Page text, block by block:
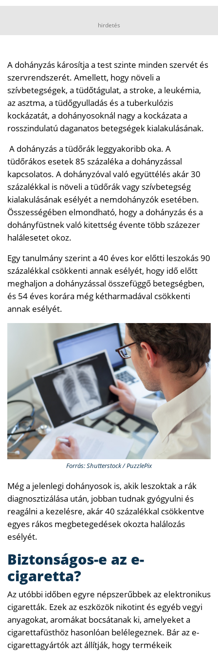
hirdetés
A dohányzás károsítja a test szinte minden szervét és
szervrendszerét. Amellett, hogy növeli a
szívbetegségek, a tüdőtágulat, a stroke, a leukémia,
az asztma, a tüdőgyulladás és a tuberkulózis
kockázatát, a dohányosoknál nagy a kockázata a
rosszindulatú daganatos betegségek kialakulásának.
A dohányzás a tüdőrák leggyakoribb oka. A
tüdőrákos esetek 85 százaléka a dohányzással
kapcsolatos. A dohányzóval való együttélés akár 30
százalékkal is növeli a tüdőrák vagy szívbetegség
kialakulásának esélyét a nemdohányzók esetében.
Összességében elmondható, hogy a dohányzás és a
dohányfüstnek való kitettség évente több százezer
halálesetet okoz.
Egy tanulmány szerint a 40 éves kor előtti leszokás 90
százalékkal csökkenti annak esélyét, hogy idő előtt
meghaljon a dohányzással összefüggő betegségben,
és 54 éves korára még kétharmadával csökkenti
annak esélyét.
Forrás: Shutterstock / PuzzlePix
Még a jelenlegi dohányosok is, akik leszoktak a rák
diagnosztizálása után, jobban tudnak gyógyulni és
reagálni a kezelésre, akár 40 százalékkal csökkentve
egyes rákos megbetegedések okozta halálozás
esélyét.
Biztonságos-e az e-
cigaretta?
Az utóbbi időben egyre népszerűbbek az elektronikus
cigaretták. Ezek az eszközök nikotint és egyéb vegyi
anyagokat, aromákat bocsátanak ki, amelyeket a
cigarettafüsthöz hasonlóan belélegeznek. Bár az e-
cigarettagyártók azt állítják, hogy termékeik